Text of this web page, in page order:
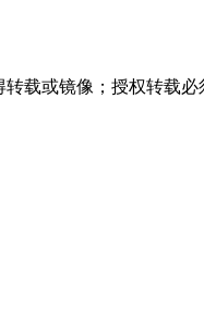
载或镜像；授权转载必